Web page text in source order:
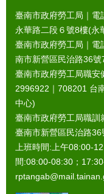
臺南市政府勞工局｜電
永華路二段６號8樓(永
臺南市政府勞工局｜電
南市新營區民治路36號
臺南市政府勞工局職安
2996922｜ 708201 台
中心)
臺南市政府勞工局職訓
臺南市新營區民治路36
上班時間:上午08:00-
間:08:00-08:30；